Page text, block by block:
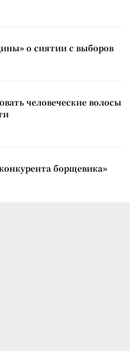
о снятии с выборов
человеческие волосы
борщевика»